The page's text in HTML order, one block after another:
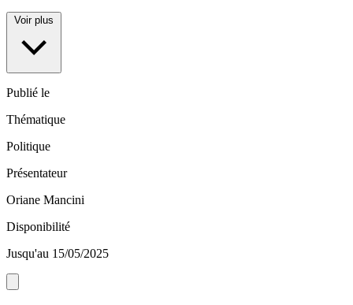
Voir plus
Publié le
Thématique
Politique
Présentateur
Oriane Mancini
Disponibilité
Jusqu'au 15/05/2025